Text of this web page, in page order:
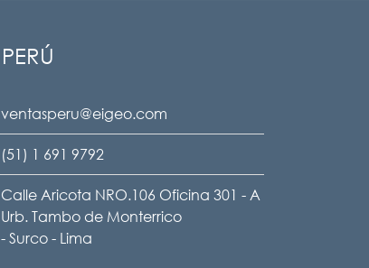
PERÚ
ventasperu@eigeo.com
(51) 1 691 9792
Calle Aricota NRO.106 Oficina 301 - A
Urb. Tambo de Monterrico
- Surco - Lima